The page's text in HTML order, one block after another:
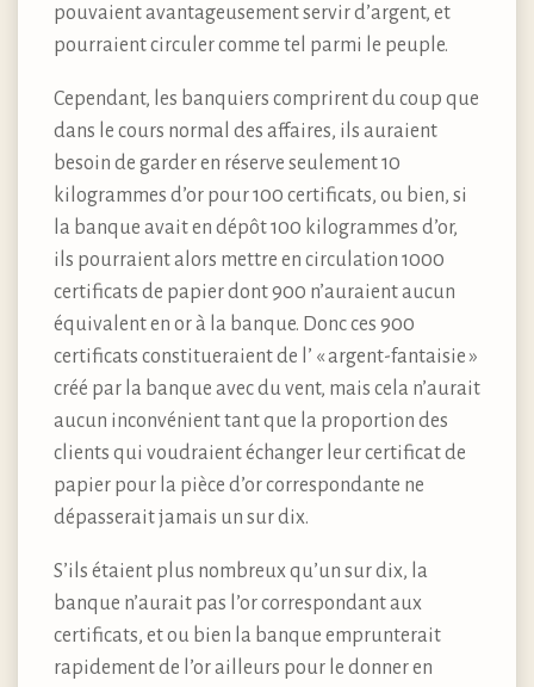
pouvaient avantageusement servir d’argent, et
pourraient circuler comme tel parmi le peuple.
Cependant, les banquiers comprirent du coup que
dans le cours normal des affaires, ils auraient
besoin de garder en réserve seulement 10
kilogrammes d’or pour 100 certificats, ou bien, si
la banque avait en dépôt 100 kilogrammes d’or,
ils pourraient alors mettre en circulation 1000
certificats de papier dont 900 n’auraient aucun
équivalent en or à la banque. Donc ces 900
certificats constitueraient de l’ « argent-fantaisie »
créé par la banque avec du vent, mais cela n’aurait
aucun inconvénient tant que la proportion des
clients qui voudraient échanger leur certificat de
papier pour la pièce d’or correspondante ne
dépasserait jamais un sur dix.
S’ils étaient plus nombreux qu’un sur dix, la
banque n’aurait pas l’or correspondant aux
certificats, et ou bien la banque emprunterait
rapidement de l’or ailleurs pour le donner en